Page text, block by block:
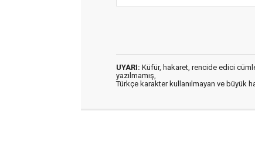
UYARI: Küfür, hakaret, rencide edici
yazılmamış,
Türkçe karakter kullanılmayan ve büyük